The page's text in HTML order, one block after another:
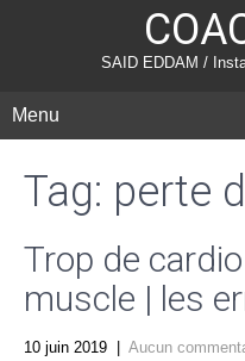
SAID EDDAM /
Menu
Tag: perte
Trop de
muscle | les
10 juin 2019 Aucun